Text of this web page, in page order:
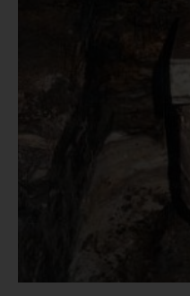
Federelementen
Firma